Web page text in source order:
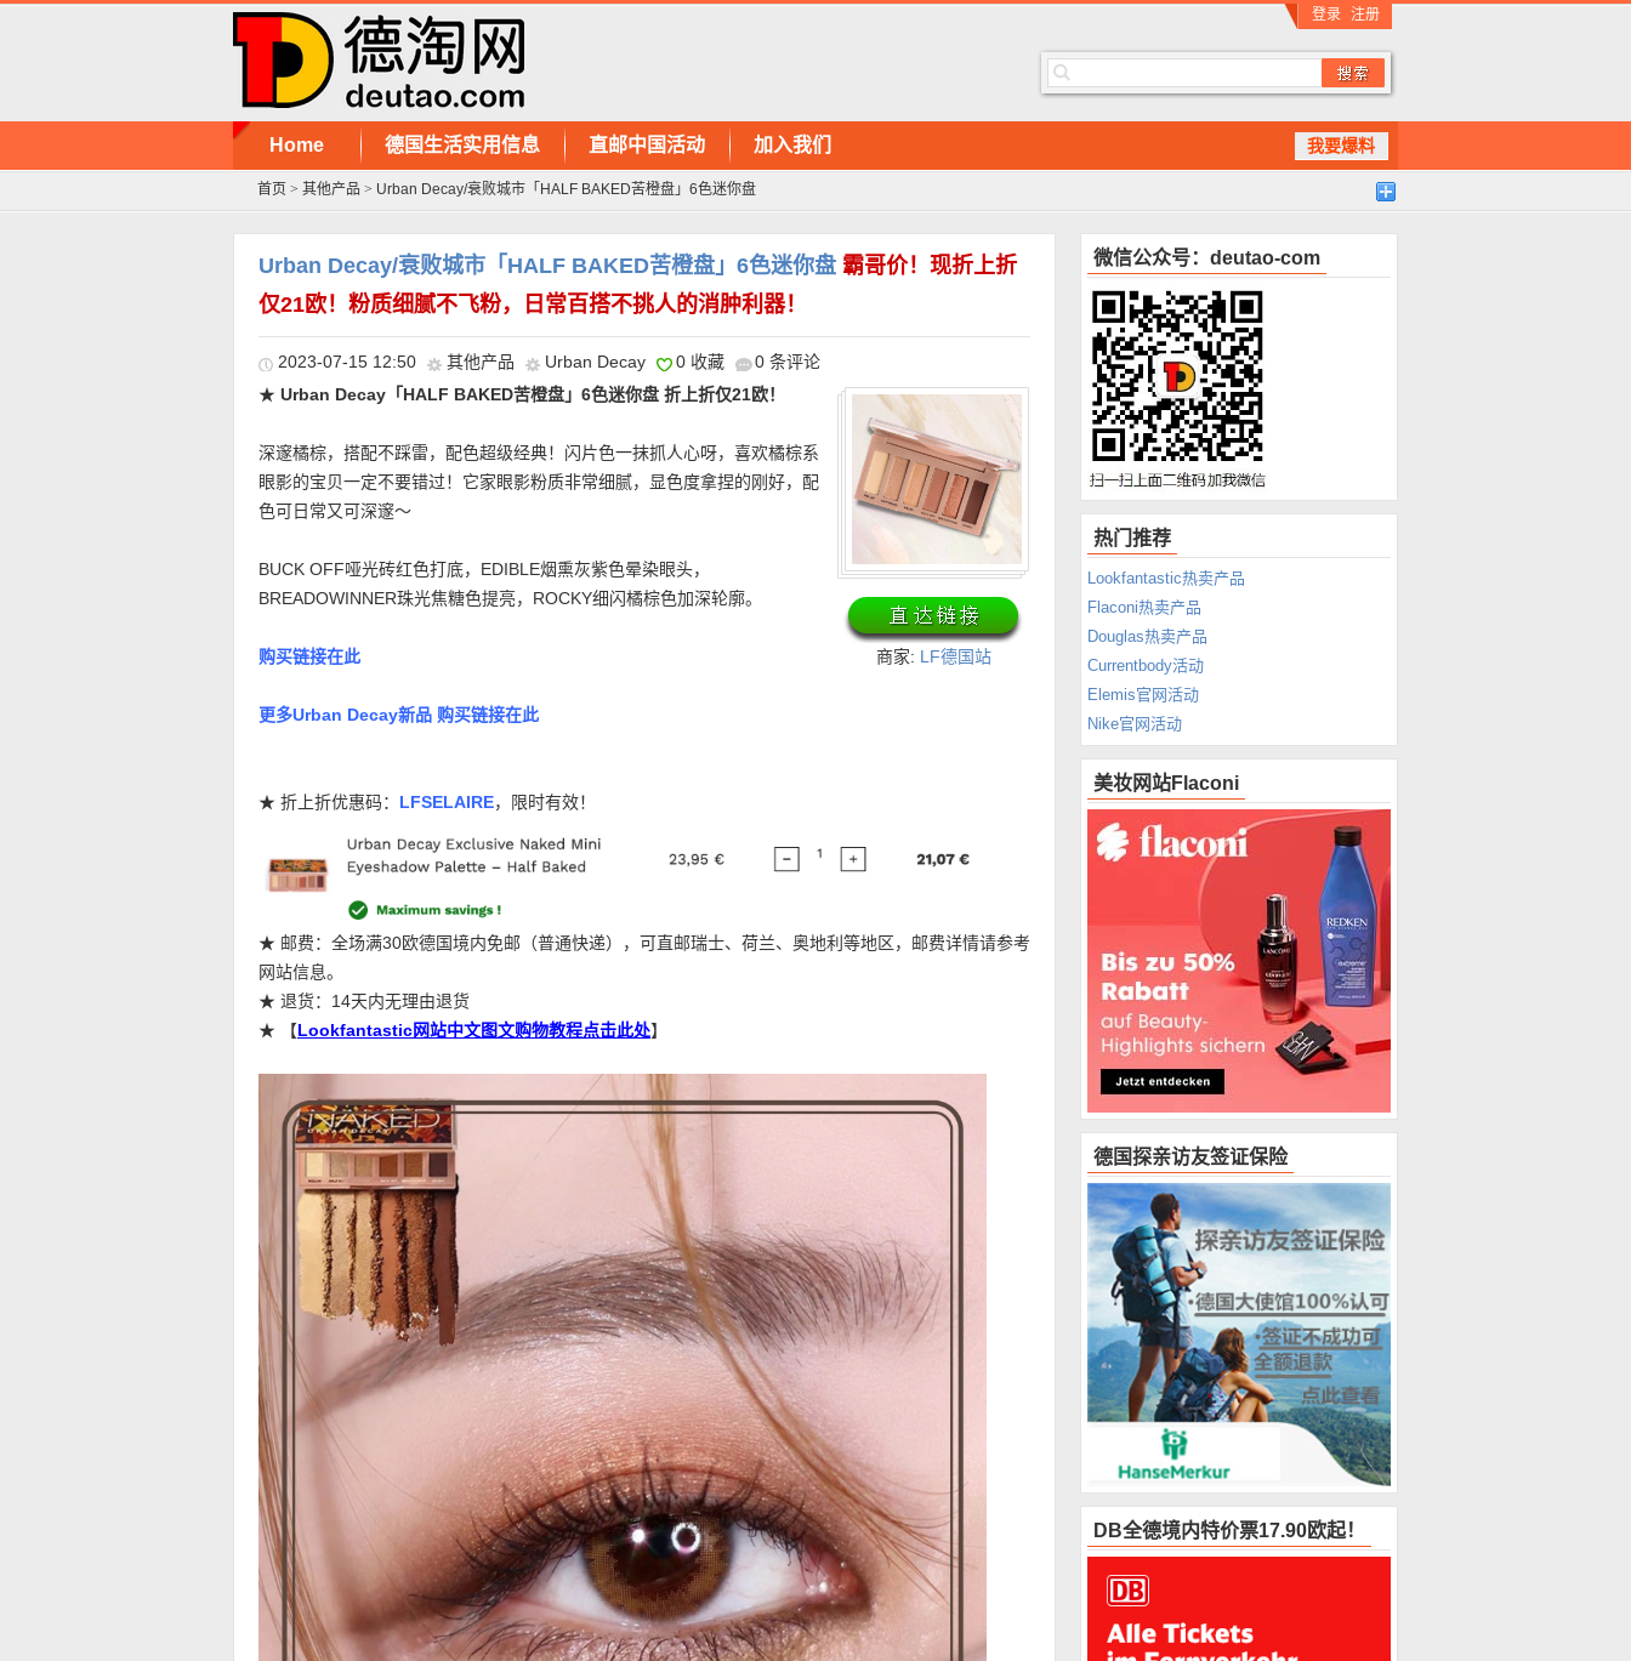
登录 注册
我要爆料
Home 德国生活实用信息 直邮中国活动 加入我们
首页 > 其他产品 > Urban Decay/衰败城市「HALF BAKED苦橙盘」6色迷你盘
Urban Decay/衰败城市「HALF BAKED苦橙盘」6色迷你盘 霸哥价！现折上折
仅21欧！粉质细腻不飞粉，日常百搭不挑人的消肿利器！
2023-07-15 12:50 其他产品 Urban Decay 0 收藏 0 条评论
商家: LF德国站
★ Urban Decay「HALF BAKED苦橙盘」6色迷你盘 折上折仅21欧！
深邃橘棕，搭配不踩雷，配色超级经典！闪片色一抹抓人心呀，喜欢橘棕系
眼影的宝贝一定不要错过！它家眼影粉质非常细腻，显色度拿捏的刚好，配
色可日常又可深邃～
BUCK OFF哑光砖红色打底，EDIBLE烟熏灰紫色晕染眼头，
BREADOWINNER珠光焦糖色提亮，ROCKY细闪橘棕色加深轮廓。
购买链接在此
更多Urban Decay新品 购买链接在此
★ 折上折优惠码： LFSELAIRE，限时有效！
★ 邮费：全场满30欧德国境内免邮（普通快递），可直邮瑞士、荷兰、奥地利等地区，邮费详情请参考
网站信息。
★ 退货：14天内无理由退货
★ 【Lookfantastic网站中文图文购物教程点击此处】
微信公众号：deutao-com
热门推荐
Lookfantastic热卖产品
Flaconi热卖产品
Douglas热卖产品
Currentbody活动
Elemis官网活动
Nike官网活动
美妆网站Flaconi
德国探亲访友签证保险
DB全德境内特价票17.90欧起！